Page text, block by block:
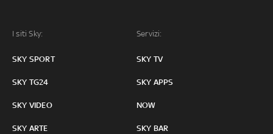
I siti Sky:
SKY SPORT
SKY TG24
SKY VIDEO
SKY ARTE
Servizi:
SKY TV
SKY APPS
NOW
SKY BAR